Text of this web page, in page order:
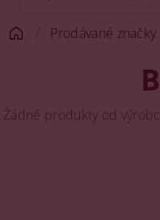
Prodávané značky
Žádné produkty od